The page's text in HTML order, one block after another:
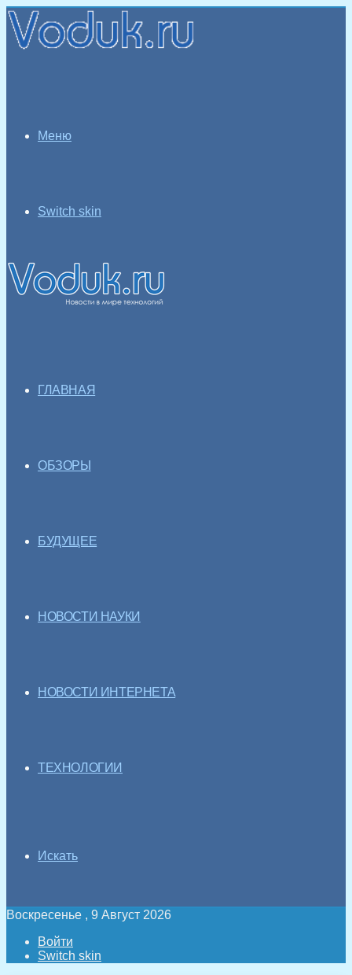
Меню
Switch skin
ГЛАВНАЯ
ОБЗОРЫ
БУДУЩЕЕ
НОВОСТИ НАУКИ
НОВОСТИ ИНТЕРНЕТА
ТЕХНОЛОГИИ
Искать
Воскресенье , 9 Август 2026
Войти
Switch skin